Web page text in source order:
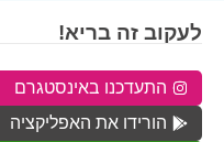
לעקוב זה בריא!
התעדכנו באינסטגרם
הורידו את האפליקציה